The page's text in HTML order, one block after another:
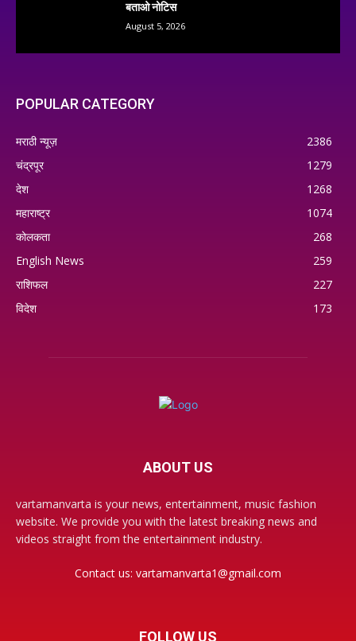
बताओ नोटिस
August 5, 2026
POPULAR CATEGORY
मराठी न्यूज़
2386
चंद्रपूर
1279
देश
1268
महाराष्ट्र
1074
कोलकता
268
English News
259
राशिफल
227
विदेश
173
ABOUT US
vartamanvarta is your news, entertainment, music fashion
website. We provide you with the latest breaking news and
videos straight from the entertainment industry.
Contact us: vartamanvarta1@gmail.com
FOLLOW US